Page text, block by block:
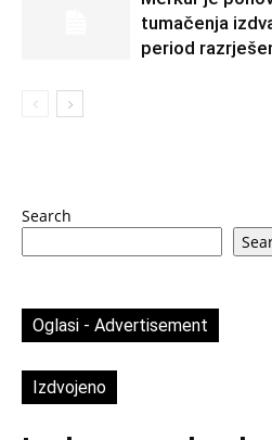
tumačenja
period
Search
Oglasi - Advertisement
Izdvojeno